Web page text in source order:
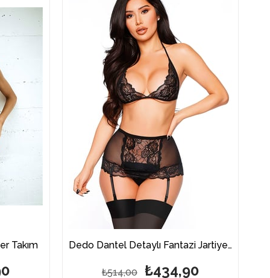
Takım
İndirim
%20İndirim
Dedo Dantel Detaylı Fantazi Jartiyer Takım
₺434,90
₺514,00